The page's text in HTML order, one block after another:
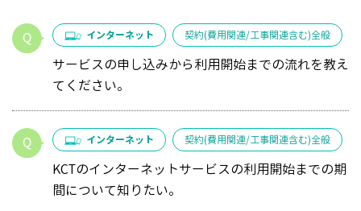
インターネット 契約(費用関連/工事関連含む)全般
サービスの申し込みから利用開始までの流れを教え
てください。
インターネット 契約(費用関連/工事関連含む)全般
KCTのインターネットサービスの利用開始までの期
間について知りたい。